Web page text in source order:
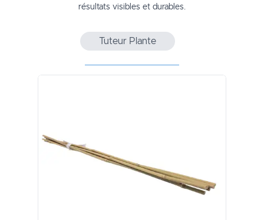
résultats visibles et durables.
Tuteur Plante